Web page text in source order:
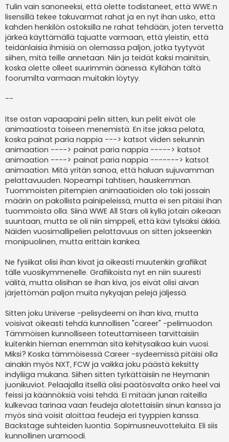
e
s
t
i
Tulin vain sanoneeksi, että olette todistaneet, että WWE:n
lisensillä tekee takuvarmat rahat ja en nyt ihan usko, että
kahden henkilön ostoksilla ne rahat tehdään, joten tervettä
järkeä käyttämällä tajuatte varmaan, että yleistin, että
teidänlaisia ihmisiä on olemassa paljon, jotka tyytyvät
siihen, mitä teille annetaan. Niin ja teidät kaksi mainitsin,
koska olette olleet suurimmin äänessä. Kyllähän tältä
foorumilta varmaan muitakin löytyy.
--
Itse ostan vapaapaini pelin sitten, kun pelit eivät ole
animaatiosta toiseen menemistä. En itse jaksa pelata,
koska painat paria nappia ---> katsot viiden sekunnin
animaation ----> painat paria nappia -----> katsot
animaation ----> painat paria nappia -------> katsot
animaation. Mitä yritän sanoa, että haluan sujuvamman
pelattavuuden. Nopeampi tahtisen, hauskemman.
Tuommoisten pitempien animaatioiden olo toki jossain
määrin on pakollista painipeleissä, mutta ei sen pitäisi ihan
tuommoista olla. Siinä WWE All Stars oli kyllä jotain oikeaan
suuntaan, mutta se oli niin simppeli, että kävi tylsäksi äkkiä.
Näiden vuosimallipelien pelattavuus on sitten jokseenkin
monipuolinen, mutta erittäin kankea.
Ne fysiikat olisi ihan kivat ja oikeasti muutenkin grafiikat
tälle vuosikymmenelle. Grafiikoista nyt en niin suuresti
välitä, mutta olisihan se ihan kiva, jos eivät olisi aivan
järjettömän paljon muita nykyajan pelejä jäljessä.
Sitten joku Universe -pelisydeemi on ihan kiva, mutta
voisivat oikeasti tehdä kunnollisen "career" -pelimuodon.
Tämmöisen kunnolliseen toteuttamiseen tarvittaisiin
kuitenkin hieman enemmän sitä kehitysaikaa kuin vuosi.
Miksi? Koska tämmöisessä Career -sydeemissä pitäisi olla
ainakin myös NXT, FCW ja vaikka joku päästä keksitty
indyliiga mukana. Siihen sitten tyrkättäisiin ne Heymanin
juonikuviot. Pelaajalla itsellä olisi päätösvalta onko heel vai
feissi ja käännöksiä voisi tehdä. Ei mitään junan raiteilla
kulkevaa tarinaa vaan feudeja alotettaisiin sinun kanssa ja
myös sinä voisit aloittaa feudeja eri tyyppien kanssa.
Backstage suhteiden luontia. Sopimusneuvotteluita. Eli siis
kunnollinen uramoodi.